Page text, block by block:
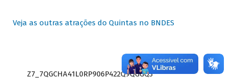
Veja as outras atrações do Quintas no BNDES
Z7_7QGCHA41L0RP906P422Q9QGGQ3